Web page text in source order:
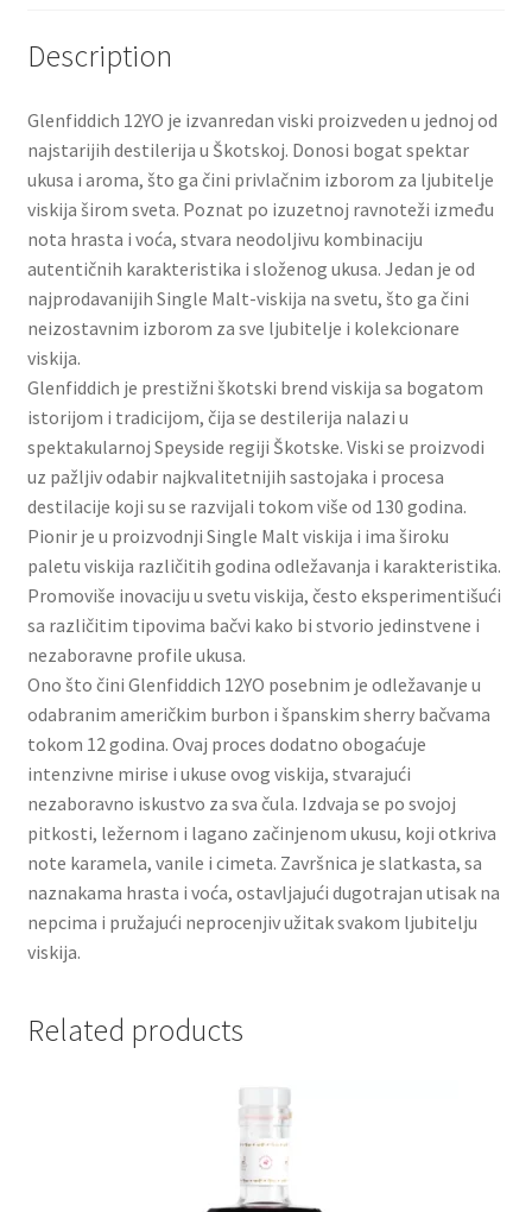
Rakija
Poklon aranzmani izdvajamo
Slatki buketi
Pokloni
Pokloni za 8. mart
Pokloni za devojku
Login
My account
Naši partneri
Newsletter
Partners
Poklon aranžmani
Premium čokolada
Prijava za masterclass
Description
Glenfiddich 12YO je izvanredan viski proizveden u jednoj od
najstarijih destilerija u Škotskoj. Donosi bogat spektar
ukusa i aroma, što ga čini privlačnim izborom za ljubitelje
viskija širom sveta. Poznat po izuzetnoj ravnoteži između
nota hrasta i voća, stvara neodoljivu kombinaciju
autentičnih karakteristika i složenog ukusa. Jedan je od
najprodavanijih Single Malt-viskija na svetu, što ga čini
neizostavnim izborom za sve ljubitelje i kolekcionare
viskija.
Glenfiddich je prestižni škotski brend viskija sa bogatom
istorijom i tradicijom, čija se destilerija nalazi u
spektakularnoj Speyside regiji Škotske. Viski se proizvodi
uz pažljiv odabir najkvalitetnijih sastojaka i procesa
destilacije koji su se razvijali tokom više od 130 godina.
Pionir je u proizvodnji Single Malt viskija i ima široku
paletu viskija različitih godina odležavanja i karakteristika.
Promoviše inovaciju u svetu viskija, često eksperimentišući
sa različitim tipovima bačvi kako bi stvorio jedinstvene i
nezaboravne profile ukusa.
Ono što čini Glenfiddich 12YO posebnim je odležavanje u
odabranim američkim burbon i španskim sherry bačvama
tokom 12 godina. Ovaj proces dodatno obogaćuje
intenzivne mirise i ukuse ovog viskija, stvarajući
nezaboravno iskustvo za sva čula. Izdvaja se po svojoj
pitkosti, ležernom i lagano začinjenom ukusu, koji otkriva
note karamela, vanile i cimeta. Završnica je slatkasta, sa
naznakama hrasta i voća, ostavljajući dugotrajan utisak na
nepcima i pružajući neprocenjiv užitak svakom ljubitelju
viskija.
Related products